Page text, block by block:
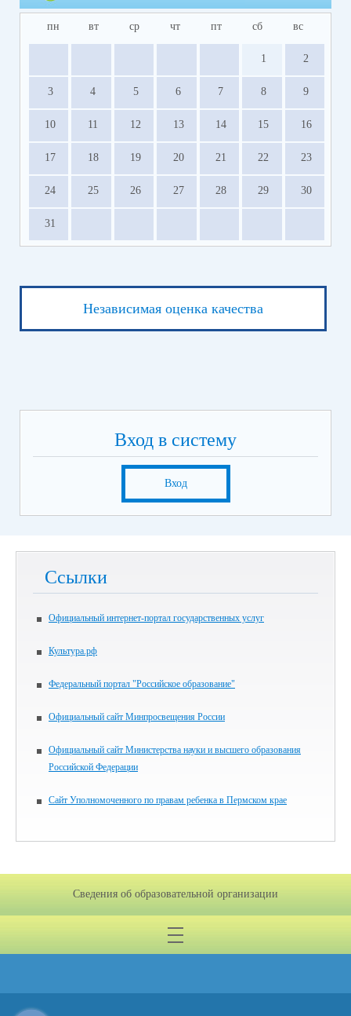
пн вт ср чт пт сб вс
1 2
3 4 5 6 7 8 9
10 11 12 13 14 15 16
17 18 19 20 21 22 23
24 25 26 27 28 29 30
31
Независимая оценка качества
Вход в систему
Вход
Ссылки
Официальный интернет-портал государственных услуг
Культура.рф
Федеральный портал "Российское образование"
Официальный сайт Минпросвещения России
Официальный сайт Министерства науки и высшего образования
Российской Федерации
Сайт Уполномоченного по правам ребенка в Пермском крае
Сведения об образовательной организации